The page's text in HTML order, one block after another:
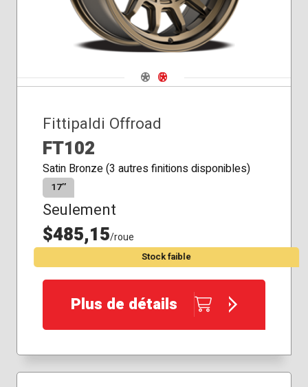
Navigate 1
Navigate 2
Fittipaldi Offroad
FT102
Satin Bronze (3 autres finitions disponibles)
17″
Seulement
$485,15/roue
Stock faible
Plus de détails